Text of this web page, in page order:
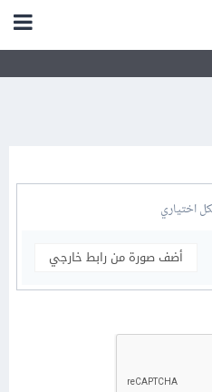
اختياري
أضف صورة من رابط خارجي